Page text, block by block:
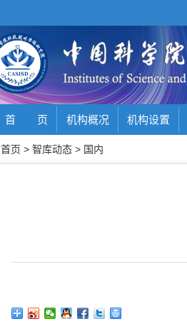
首 页 机构概况 机构设置
首页 > 智库动态 > 国内